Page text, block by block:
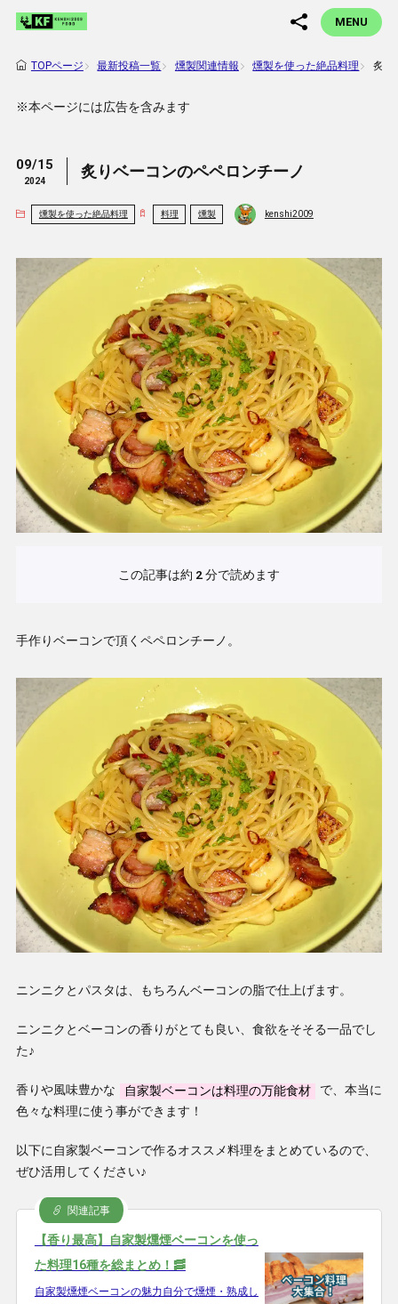
MENU
TOPページ 最新投稿一覧 燻製関連情報 燻製を使った絶品料理 炙り
※本ページには広告を含みます
09/15
2024
炙りベーコンのペペロンチーノ
燻製を使った絶品料理 料理 燻製 kenshi2009
この記事は約 2分で読めます
手作りベーコンで頂くペペロンチーノ。
ニンニクとパスタは、もちろんベーコンの脂で仕上げます。
ニンニクとベーコンの香りがとても良い、食欲をそそる一品でし
た♪
香りや風味豊かな 自家製ベーコンは料理の万能食材
で、本当に
色々な料理に使う事ができます！
以下に自家製ベーコンで作るオススメ料理をまとめているので、
ぜひ活用してください♪
関連記事
【香り最高】自家製燻煙ベーコンを使っ
た料理16種を総まとめ！🥓
自家製燻煙ベーコンの魅力自分で燻煙・熟成し